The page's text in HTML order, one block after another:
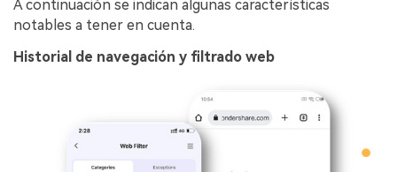
A continuación se indican algunas características
notables a tener en cuenta.
Historial de navegación y filtrado web